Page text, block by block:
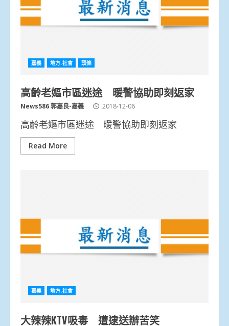
嘉義 地方.社會 頭條
高齡老嫗市區迷途 暖警協助即刻返家
News586 郭嘉良-嘉義 2018-12-06
高齡老嫗市區迷途 暖警協助即刻返家
Read More
嘉義 地方.社會
大辣辣KTV吸毒 遭逮送辦苦笑